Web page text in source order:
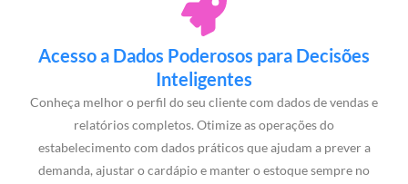
Acesso a Dados Poderosos para Decisões
Inteligentes
Conheça melhor o perfil do seu cliente com dados de vendas e
relatórios completos. Otimize as operações do
estabelecimento com dados práticos que ajudam a prever a
demanda, ajustar o cardápio e manter o estoque sempre no